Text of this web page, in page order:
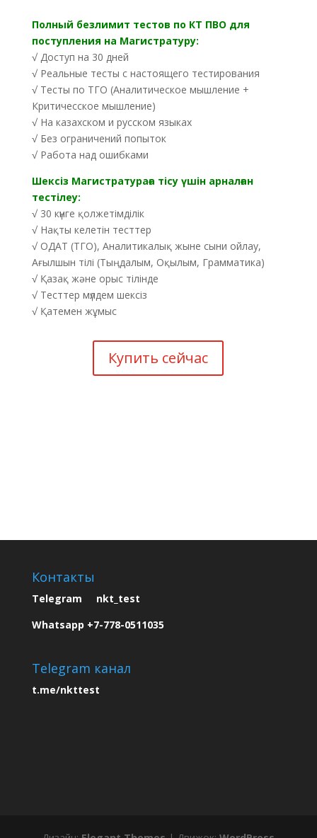
Полный безлимит тестов по КТ ПВО для
поступления на Магистратуру:
√ Доступ на 30 дней
√ Реальные тесты с настоящего тестирования
√ Тесты по ТГО (Аналитическое мышление +
Критичесское мышление)
√ На казахском и русском языках
√ Без ограничений попыток
√ Работа над ошибками
Шексіз Магистратураға тісу үшін арналған
тестілеу:
√ 30 күнге қолжетімділік
√ Нақты келетін тесттер
√ ОДАТ (ТГО), Аналитикалық жыне сыни ойлау,
Ағылшын тілі (Тыңдалым, Оқылым, Грамматика)
√ Қазақ және орыс тілінде
√ Тесттер мүлдем шексіз
√ Қатемен жұмыс
Купить сейчас
Контакты
Telegram nkt_test
Whatsapp +7-778-0511035
Telegram канал
t.me/nkttest